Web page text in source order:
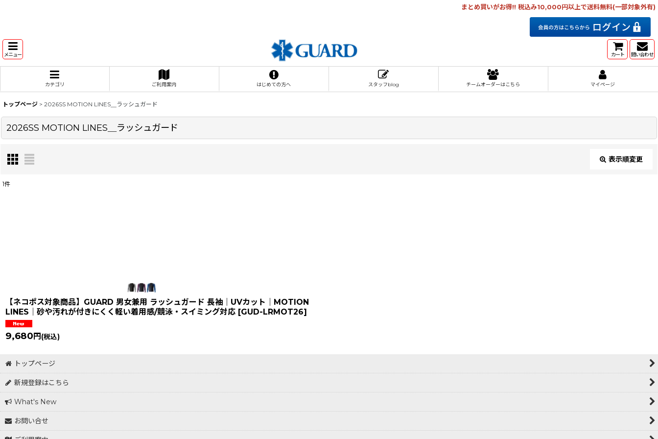
まとめ買いがお得!! 税込み10,000円以上で送料無料(一部対象外有)
メニュー カート 問い合わせ
カテゴリ ご利用案内 はじめての方へ スタッフblog チームオーダーはこちら マイページ
トップページ > 2026SS MOTION LINES＿ラッシュガード
2026SS MOTION LINES＿ラッシュガード
表示順変更
1件
【ネコポス対象商品】GUARD 男女兼用 ラッシュガード 長袖｜UVカット｜MOTION
LINES｜砂や汚れが付きにくく軽い着用感/競泳・スイミング対応 [GUD-LRMOT26]
9,680 円 (税込)
トップページ
新規登録はこちら
What's New
お問い合せ